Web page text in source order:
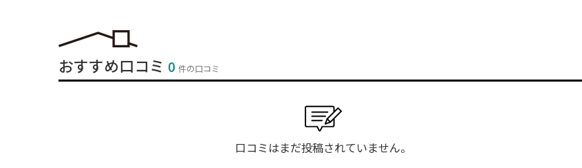
おすすめ口コミ 0件の口コミ
口コミはまだ投稿されていません。